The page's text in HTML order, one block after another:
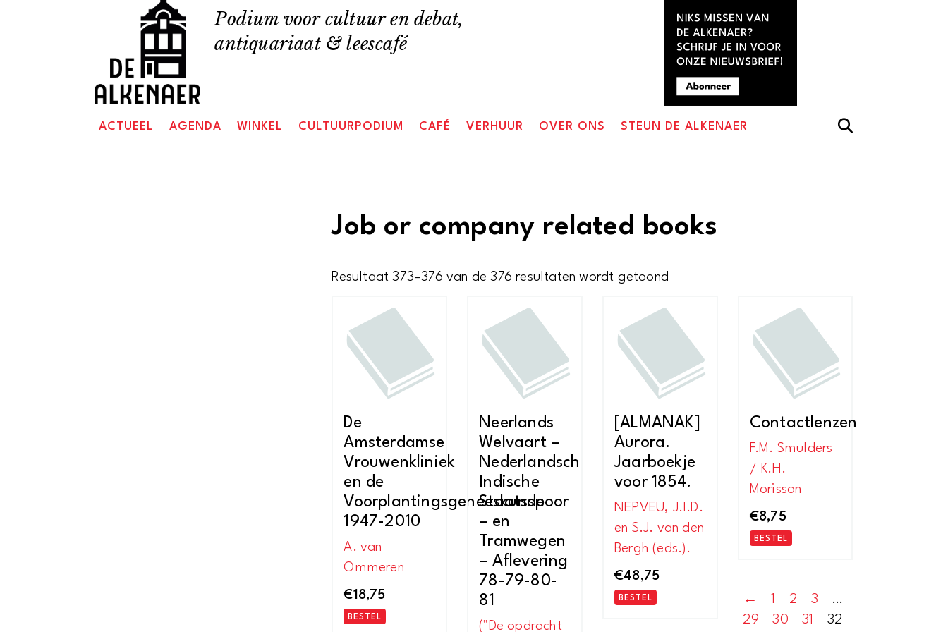
Podium voor cultuur en debat,
antiquariaat & leescafé
ACTUEEL AGENDA WINKEL CULTUURPODIUM CAFÉ VERHUUR OVER ONS STEUN DE ALKENAER
Job or company related books
Resultaat 373–376 van de 376 resultaten wordt getoond
nieuwste
De
Amsterdamse
Vrouwenkliniek
en de
Voorplantingsgeneeskunde
1947-2010
A. van
Ommeren
€18,75
BESTEL
Neerlands
Welvaart –
Nederlandsch
Indische
Staatsspoor
– en
Tramwegen
– Aflevering
78-79-80-
81
("De opdracht
[ALMANAK]
Aurora.
Jaarboekje
voor 1854.
NEPVEU, J.I.D.
en S.J. van den
Bergh (eds.).
€48,75
BESTEL
Contactlenzen
F.M. Smulders
/ K.H.
Morisson
€8,75
BESTEL
← 1 2 3
…
29
30 31 32